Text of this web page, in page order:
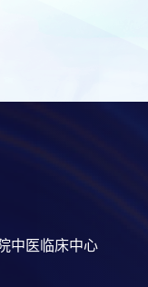
中医临床中心